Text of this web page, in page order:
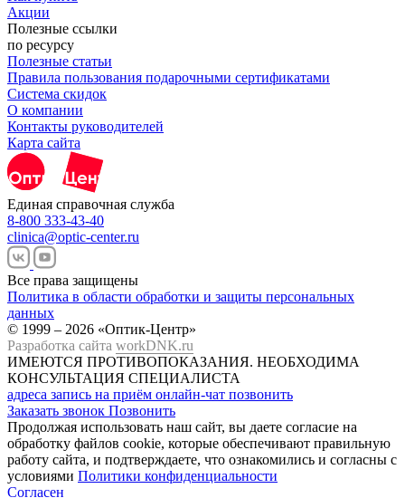
Акции
Полезные ссылки
по ресурсу
Полезные статьи
Правила пользования подарочными сертификатами
Система скидок
О компании
Контакты руководителей
Карта сайта
Единая справочная служба
8-800 333-43-40
clinica@optic-center.ru
Все права защищены
Политика в области обработки и защиты персональных
данных
© 1999 – 2026 «Оптик-Центр»
Разработка сайта workDNK.ru
ИМЕЮТСЯ ПРОТИВОПОКАЗАНИЯ. НЕОБХОДИМА
КОНСУЛЬТАЦИЯ СПЕЦИАЛИСТА
адреса запись на приём онлайн-чат позвонить
Заказать звонок Позвонить
Продолжая использовать наш сайт, вы даете согласие на
обработку файлов cookie, которые обеспечивают правильную
работу сайта, и подтверждаете, что ознакомились и согласны с
условиями Политики конфиденциальности
Согласен